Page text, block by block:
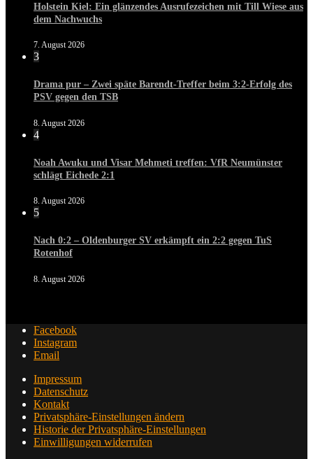
Holstein Kiel: Ein glänzendes Ausrufezeichen mit Till Wiese aus
dem Nachwuchs
7. August 2026
3
Drama pur – Zwei späte Barendt-Treffer beim 3:2-Erfolg des
PSV gegen den TSB
8. August 2026
4
Noah Awuku und Visar Mehmeti treffen: VfR Neumünster
schlägt Eichede 2:1
8. August 2026
5
Nach 0:2 – Oldenburger SV erkämpft ein 2:2 gegen TuS
Rotenhof
8. August 2026
Facebook
Instagram
Email
Impressum
Datenschutz
Kontakt
Privatsphäre-Einstellungen ändern
Historie der Privatsphäre-Einstellungen
Einwilligungen widerrufen